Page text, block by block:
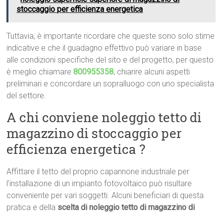
stoccaggio per efficienza energetica
Tuttavia, è importante ricordare che queste sono solo stime
indicative e che il guadagno effettivo può variare in base
alle condizioni specifiche del sito e del progetto, per questo
è meglio chiamare800955358, chiarire alcuni aspetti
preliminari e concordare un sopralluogo con uno specialista
del settore.
A chi conviene noleggio tetto di
magazzino di stoccaggio per
efficienza energetica ?
Affittare il tetto del proprio capannone industriale per
l’installazione di un impianto fotovoltaico può risultare
conveniente per vari soggetti. Alcuni beneficiari di questa
pratica e della scelta di noleggio tetto di magazzino di